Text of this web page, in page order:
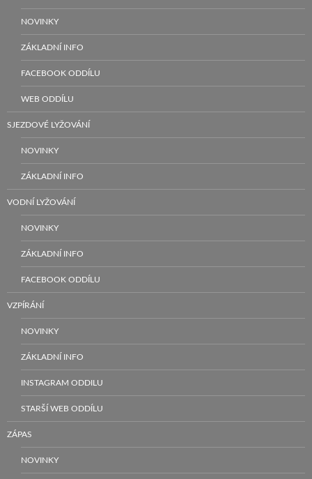
NOVINKY
ZÁKLADNÍ INFO
FACEBOOK ODDÍLU
WEB ODDÍLU
SJEZDOVÉ LYŽOVÁNÍ
NOVINKY
ZÁKLADNÍ INFO
VODNÍ LYŽOVÁNÍ
NOVINKY
ZÁKLADNÍ INFO
FACEBOOK ODDÍLU
VZPÍRÁNÍ
NOVINKY
ZÁKLADNÍ INFO
INSTAGRAM ODDILU
STARŠÍ WEB ODDÍLU
ZÁPAS
NOVINKY